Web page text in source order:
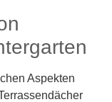
Aspekten